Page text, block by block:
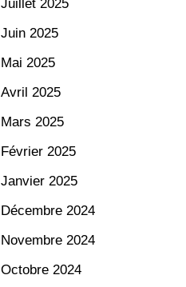
Juillet 2025
Juin 2025
Mai 2025
Avril 2025
Mars 2025
Février 2025
Janvier 2025
Décembre 2024
Novembre 2024
Octobre 2024